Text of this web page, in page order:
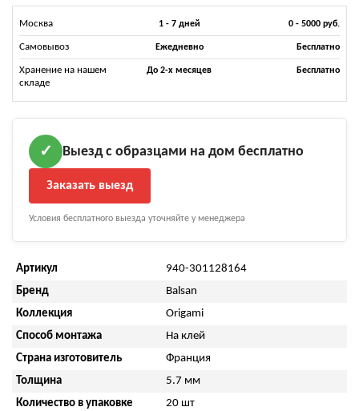
Москва 1 - 7 дней 0 - 5000 руб.
Самовывоз Ежедневно Бесплатно
Хранение на нашем
складе
До 2-х месяцев Бесплатно
✓ Выезд с образцами на дом бесплатно
Заказать выезд
Условия бесплатного выезда уточняйте у менеджера
Артикул
940-301128164
Бренд
Balsan
Коллекция
Origami
Способ монтажа
На клей
Страна изготовитель
Франция
Толщина
5.7 мм
Количество в упаковке
20 шт